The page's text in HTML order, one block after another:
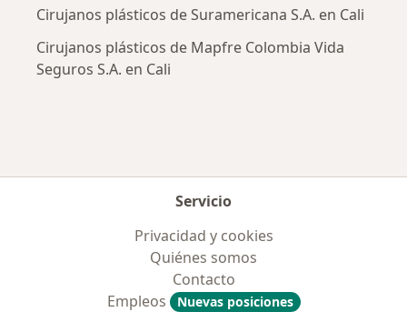
Cirujanos plásticos de Suramericana S.A. en Cali
Cirujanos plásticos de Mapfre Colombia Vida
Seguros S.A. en Cali
Servicio
Privacidad y cookies
Quiénes somos
Contacto
Empleos
Nuevas posiciones